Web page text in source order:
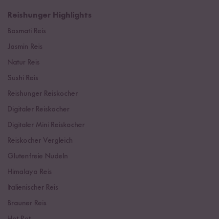
Reishunger Highlights
Basmati Reis
Jasmin Reis
Natur Reis
Sushi Reis
Reishunger Reiskocher
Digitaler Reiskocher
Digitaler Mini Reiskocher
Reiskocher Vergleich
Glutenfreie Nudeln
Himalaya Reis
Italienischer Reis
Brauner Reis